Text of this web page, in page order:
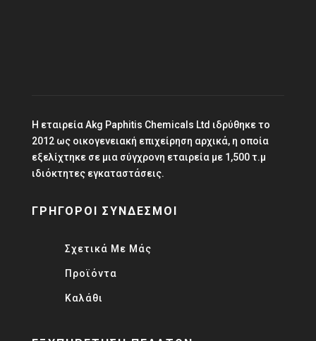
Η εταιρεία Akg Paphitis Chemicals Ltd ιδρύθηκε το
2012 ως οικογενειακή επιχείρηση αρχικά, η οποία
εξελίχτηκε σε μια σύγχρονη εταιρεία με 1,500 τ.μ
ιδιόκτητες εγκαταστάσεις.
ΓΡΗΓΟΡΟΙ ΣΥΝΔΕΣΜΟΙ
Σχετικά Με Μάς
Προϊόντα
Καλάθι